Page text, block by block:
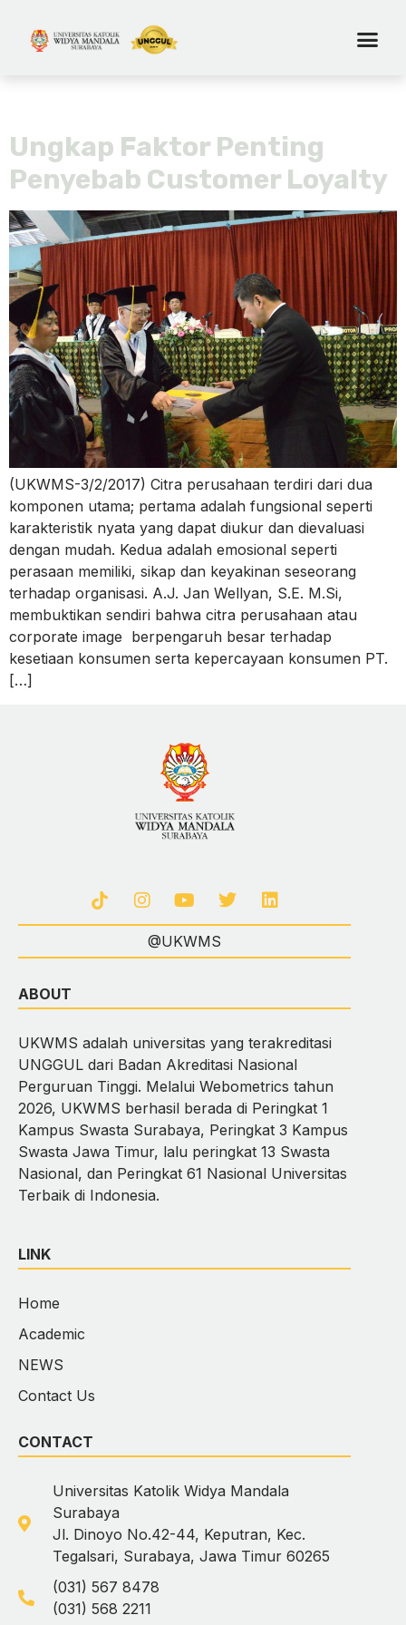
Ungkap Faktor Penting
Penyebab Customer Loyalty
(UKWMS-3/2/2017) Citra perusahaan terdiri dari dua
komponen utama; pertama adalah fungsional seperti
karakteristik nyata yang dapat diukur dan dievaluasi
dengan mudah. Kedua adalah emosional seperti
perasaan memiliki, sikap dan keyakinan seseorang
terhadap organisasi. A.J. Jan Wellyan, S.E. M.Si,
membuktikan sendiri bahwa citra perusahaan atau
corporate image berpengaruh besar terhadap
kesetiaan konsumen serta kepercayaan konsumen PT.
[…]
@UKWMS
ABOUT
UKWMS adalah universitas yang terakreditasi
UNGGUL dari Badan Akreditasi Nasional
Perguruan Tinggi. Melalui Webometrics tahun
2026, UKWMS berhasil berada di Peringkat 1
Kampus Swasta Surabaya, Peringkat 3 Kampus
Swasta Jawa Timur, lalu peringkat 13 Swasta
Nasional, dan Peringkat 61 Nasional Universitas
Terbaik di Indonesia.
LINK
Home
Academic
NEWS
Contact Us
CONTACT
Universitas Katolik Widya Mandala
Surabaya
Jl. Dinoyo No.42-44, Keputran, Kec.
Tegalsari, Surabaya, Jawa Timur 60265
(031) 567 8478
(031) 568 2211